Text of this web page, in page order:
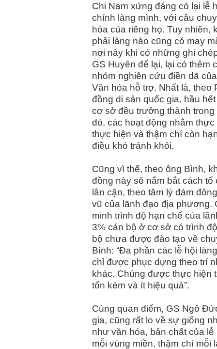
Chi Nam xứng đáng có lại lễ
chính làng mình, với câu
hóa của riêng họ. Tuy nhiên,
phải làng nào cũng có may
nơi này khi có những ghi
GS Huyên để lại, lại có thêm
nhóm nghiên cứu điền dã
Văn hóa hỗ trợ. Nhất là, theo
đồng di sản quốc gia, hầu
cơ sở đều trưởng thành
đó, các hoạt động nhằm
thực hiện và thậm chí còn
điều khó tránh khỏi.
Cũng vì thế, theo ông Bình,
đồng này sẽ nắm bắt cách
lân cận, theo tâm lý đám
vũ của lãnh đạo địa phương.
minh trình độ hạn chế của
3% cán bộ ở cơ sở có trình
bộ chưa được đào tạo về
Bình: “Đa phần các lễ hội
chỉ được phục dựng theo trí
khác. Chúng được thực hiện
tốn kém và ít hiệu quả”.
Cùng quan điểm, GS Ngô
gia, cũng rất lo về sự giống
như văn hóa, bản chất của
mỗi vùng miền, thậm chí